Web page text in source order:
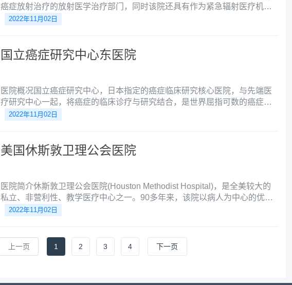
癌症放射治疗的放射医学治疗部门，同时该院还具有作为紧急辐射医疗机构
的功能。该院的目标是「癌症归零」而努力奋斗。
2022年11月02日
国立癌症研究中心东医院
医院概况国立癌症研究中心，日本指定的癌症临床研究核心医院，与先端医
疗研究中心一起，将癌症的临床诊疗与研究结合，是世界屈指可数的癌症诊
疗，是世界上第二家开展质子治疗临床应用的医院。
2022年11月02日
美国休斯敦卫理公会医院
医院简介休斯敦卫理公会医院(Houston Methodist Hospital)，是全美较大的
私立、非营利性、教学医疗中心之一。90多年来，该院以病人为中心的优质
医疗服务已扬名海内外。
2022年11月02日
上一页 1 2 3 4 下一页